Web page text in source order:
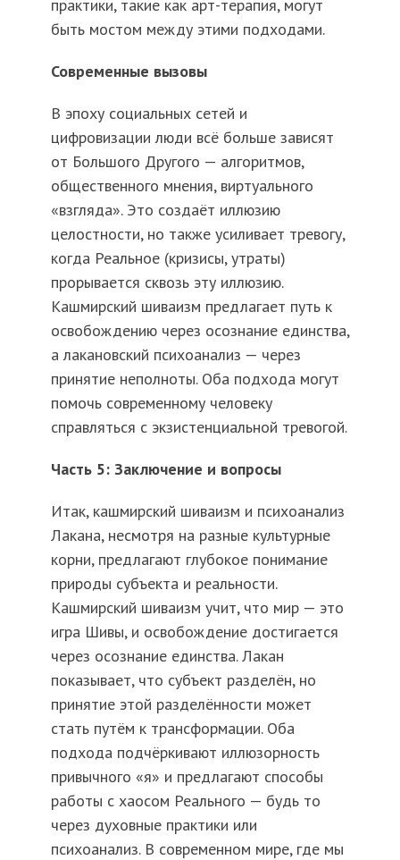
практики, такие как арт-терапия, могут
быть мостом между этими подходами.
Современные вызовы
В эпоху социальных сетей и
цифровизации люди всё больше зависят
от Большого Другого — алгоритмов,
общественного мнения, виртуального
«взгляда». Это создаёт иллюзию
целостности, но также усиливает тревогу,
когда Реальное (кризисы, утраты)
прорывается сквозь эту иллюзию.
Кашмирский шиваизм предлагает путь к
освобождению через осознание единства,
а лакановский психоанализ — через
принятие неполноты. Оба подхода могут
помочь современному человеку
справляться с экзистенциальной тревогой.
Часть 5: Заключение и вопросы
Итак, кашмирский шиваизм и психоанализ
Лакана, несмотря на разные культурные
корни, предлагают глубокое понимание
природы субъекта и реальности.
Кашмирский шиваизм учит, что мир — это
игра Шивы, и освобождение достигается
через осознание единства. Лакан
показывает, что субъект разделён, но
принятие этой разделённости может
стать путём к трансформации. Оба
подхода подчёркивают иллюзорность
привычного «я» и предлагают способы
работы с хаосом Реального — будь то
через духовные практики или
психоанализ. В современном мире, где мы